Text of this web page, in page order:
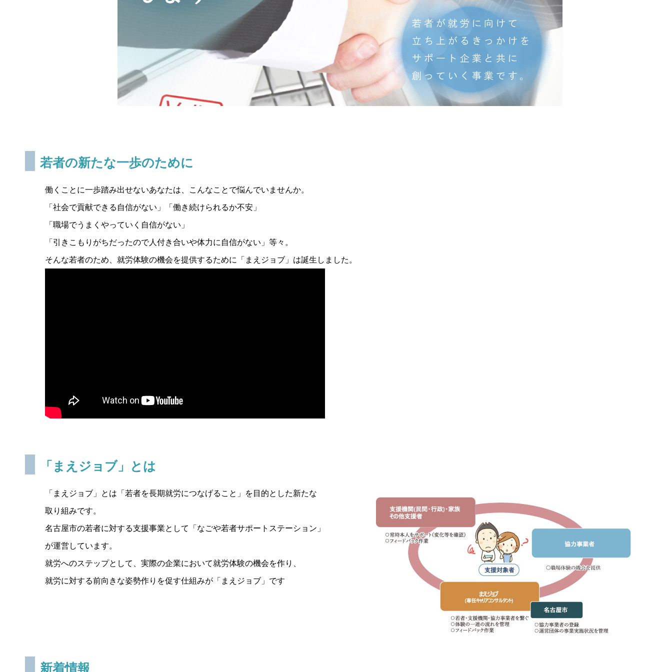
若者の新たな一歩のために
働くことに一歩踏み出せないあなたは、こんなことで悩んでいませんか。
「社会で貢献できる自信がない」「働き続けられるか不安」
「職場でうまくやっていく自信がない」
「引きこもりがちだったので人付き合いや体力に自信がない」等々。
そんな若者のため、就労体験の機会を提供するために「まえジョブ」は誕生しました。
「まえジョブ」とは
「まえジョブ」とは「若者を長期就労につなげること」を目的とした新たな
取り組みです。
名古屋市の若者に対する支援事業として「なごや若者サポートステーション」
が運営しています。
就労へのステップとして、実際の企業において就労体験の機会を作り、
就労に対する前向きな姿勢作りを促す仕組みが「まえジョブ」です
新着情報